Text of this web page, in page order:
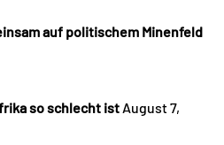
auf politischem Minenfeld
so schlecht ist August 7,